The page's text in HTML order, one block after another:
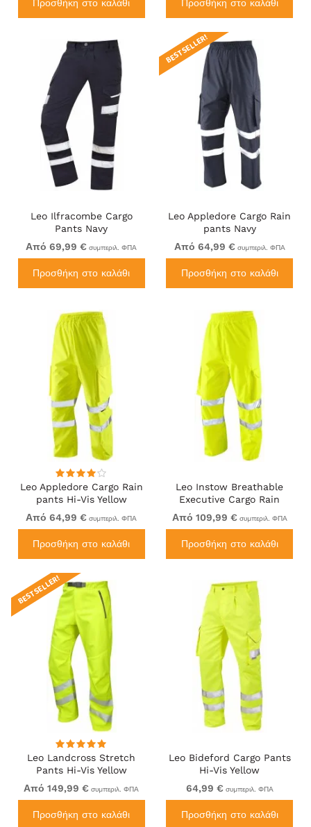
Προσθήκη στο καλάθι Προσθήκη στο καλάθι
Leo Ilfracombe Cargo
Pants Navy
Από 69,99 € συμπεριλ. ΦΠΑ
Προσθήκη στο καλάθι
Leo Appledore Cargo Rain
pants Navy
BEST SELLER!
Από 64,99 € συμπεριλ. ΦΠΑ
Προσθήκη στο καλάθι
Leo Appledore Cargo Rain
pants Hi-Vis Yellow
Από 64,99 € συμπεριλ. ΦΠΑ
Προσθήκη στο καλάθι
Leo Instow Breathable
Executive Cargo Rain
pants Hi-Vis Yellow
Από 109,99 € συμπεριλ. ΦΠΑ
Προσθήκη στο καλάθι
Leo Landcross Stretch
Pants Hi-Vis Yellow
BEST SELLER!
Από 149,99 € συμπεριλ. ΦΠΑ
Προσθήκη στο καλάθι
Leo Bideford Cargo Pants
Hi-Vis Yellow
64,99 € συμπεριλ. ΦΠΑ
Προσθήκη στο καλάθι